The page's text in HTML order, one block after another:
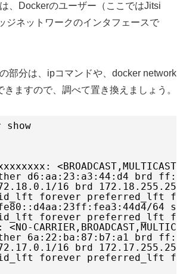
、Dockerのユーザー（ここではJitsi
ジネットワークのインタフェースで
部分は、ipコマンドや、docker network
きますので、調べて置き換えましょう。
d6:aa:23:a3:44:d4 brd
/16
brd
forever preferred_lft
/64
forever preferred_lft
6a:22:ba:87:b7:a1 brd
/16
brd
forever preferred_lft